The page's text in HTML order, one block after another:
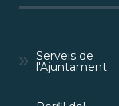
Serveis de
l'Ajuntament